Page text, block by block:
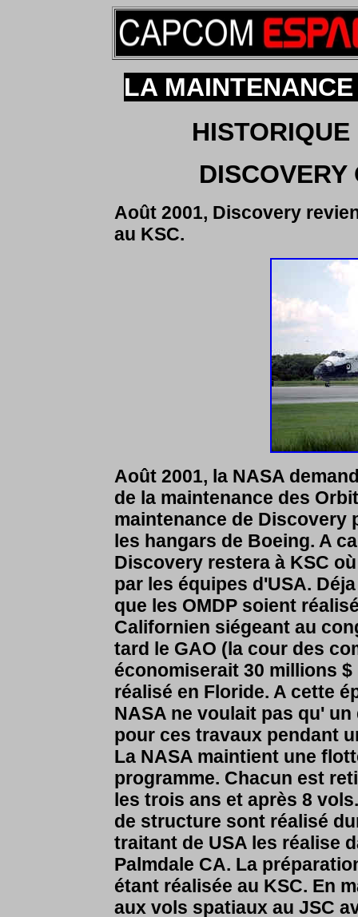
LA
Août 2001, Discovery
au KSC.
Août 2001, la NASA
de la maintenance des
maintenance de Discovery
les hangars de Boeing. A
Discovery restera à KSC
par les équipes d'USA.
que les OMDP soient
Californien siégeant au
tard le GAO (la cour des
économiserait 30 millions
réalisé en Floride. A cette
NASA ne voulait pas qu'
pour ces travaux pendant
La NASA maintient une
programme. Chacun est
les trois ans et après 8
de structure sont réalisé
traitant de USA les réalise
Palmdale CA. La
étant réalisée au KSC. En
aux vols spatiaux au JSC